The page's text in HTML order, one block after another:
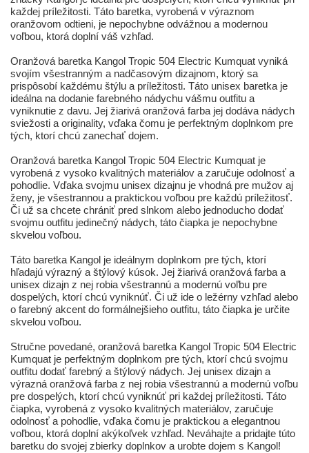
každej príležitosti. Táto baretka, vyrobená v výraznom
oranžovom odtieni, je nepochybne odvážnou a modernou
voľbou, ktorá doplní váš vzhľad.
Oranžová baretka Kangol Tropic 504 Electric Kumquat vyniká
svojím všestranným a nadčasovým dizajnom, ktorý sa
prispôsobí každému štýlu a príležitosti. Táto unisex baretka je
ideálna na dodanie farebného nádychu vášmu outfitu a
vyniknutie z davu. Jej žiarivá oranžová farba jej dodáva nádych
sviežosti a originality, vďaka čomu je perfektným doplnkom pre
tých, ktorí chcú zanechať dojem.
Oranžová baretka Kangol Tropic 504 Electric Kumquat je
vyrobená z vysoko kvalitných materiálov a zaručuje odolnosť a
pohodlie. Vďaka svojmu unisex dizajnu je vhodná pre mužov aj
ženy, je všestrannou a praktickou voľbou pre každú príležitosť.
Či už sa chcete chrániť pred slnkom alebo jednoducho dodať
svojmu outfitu jedinečný nádych, táto čiapka je nepochybne
skvelou voľbou.
Táto baretka Kangol je ideálnym doplnkom pre tých, ktorí
hľadajú výrazný a štýlový kúsok. Jej žiarivá oranžová farba a
unisex dizajn z nej robia všestrannú a modernú voľbu pre
dospelých, ktorí chcú vyniknúť. Či už ide o ležérny vzhľad alebo
o farebný akcent do formálnejšieho outfitu, táto čiapka je určite
skvelou voľbou.
Stručne povedané, oranžová baretka Kangol Tropic 504 Electric
Kumquat je perfektným doplnkom pre tých, ktorí chcú svojmu
outfitu dodať farebný a štýlový nádych. Jej unisex dizajn a
výrazná oranžová farba z nej robia všestrannú a modernú voľbu
pre dospelých, ktorí chcú vyniknúť pri každej príležitosti. Táto
čiapka, vyrobená z vysoko kvalitných materiálov, zaručuje
odolnosť a pohodlie, vďaka čomu je praktickou a elegantnou
voľbou, ktorá doplní akýkoľvek vzhľad. Neváhajte a pridajte túto
baretku do svojej zbierky doplnkov a urobte dojem s Kangol!